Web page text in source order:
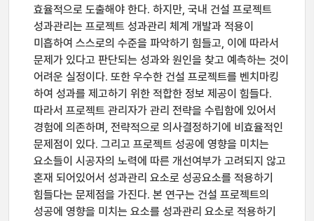
효율적으로 도출해야 한다. 하지만, 국내 건설 프로젝트
성과관리는 프로젝트 성과관리 체계 개발과 적용이
미흡하여 스스로의 수준을 파악하기 힘들고, 이에 따라서
문제가 있다고 판단되는 성과와 원인을 찾고 예측하는 것이
어려운 실정이다. 또한 우수한 건설 프로젝트를 벤치마킹
하여 성과를 제고하기 위한 적합한 정보 제공이 힘들다.
따라서 프로젝트 관리자가 관리 전략을 수립함에 있어서
경험에 의존하며, 전략적으로 의사결정하기에 비효율적인
문제점이 있다. 그리고 프로젝트 성공에 영향을 미치는
요소들이 시공자의 노력에 따른 개선여부가 고려되지 않고
혼재 되어있어서 성과관리 요소로 성공요소를 적용하기
힘들다는 문제점을 가진다. 본 연구는 건설 프로젝트의
성공에 영향을 미치는 요소를 성과관리 요소로 적용하기